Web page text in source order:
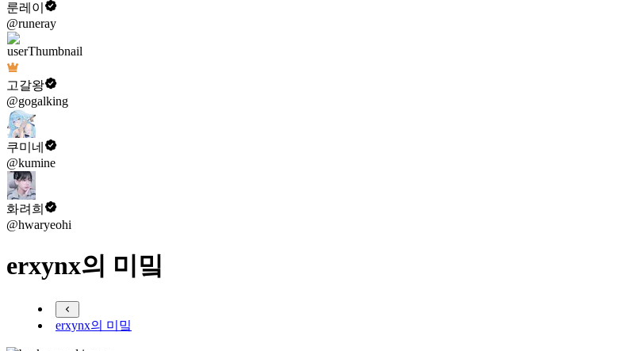
룬레이
@runeray
고갈왕
@gogalking
쿠미네
@kumine
화려희
@hwaryeohi
erxynx의 미밐
erxynx의 미밐